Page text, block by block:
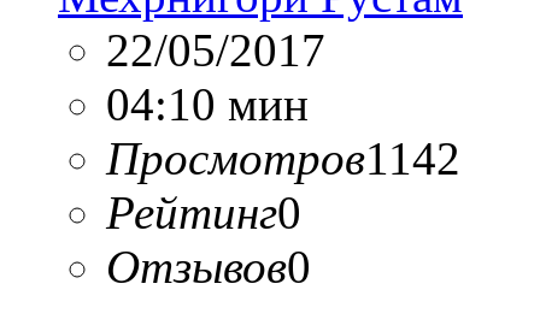
22/05/2017
04:10 мин
Просмотров1142
Рейтинг0
Отзывов0